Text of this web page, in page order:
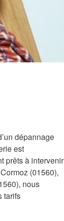
dépannage
est
prêts à intervenir
(01560),
nous
tarifs